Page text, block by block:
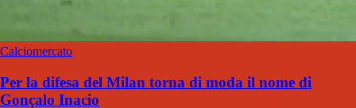
Calciomercato
Per la difesa del Milan torna di moda il nome di
Gonçalo Inacio